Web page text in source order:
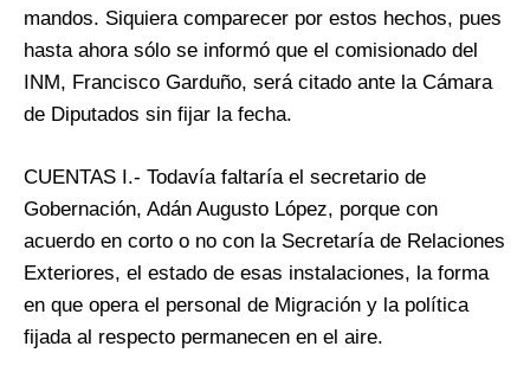
mandos. Siquiera comparecer por estos hechos, pues
hasta ahora sólo se informó que el comisionado del
INM, Francisco Garduño, será citado ante la Cámara
de Diputados sin fijar la fecha.
CUENTAS I.- Todavía faltaría el secretario de
Gobernación, Adán Augusto López, porque con
acuerdo en corto o no con la Secretaría de Relaciones
Exteriores, el estado de esas instalaciones, la forma
en que opera el personal de Migración y la política
fijada al respecto permanecen en el aire.